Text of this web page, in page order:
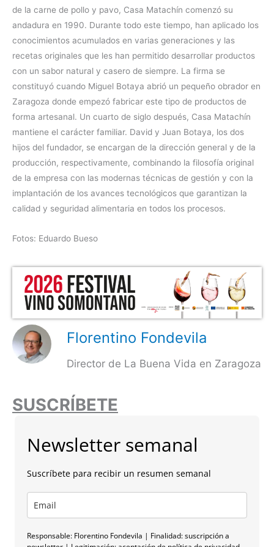
de la carne de pollo y pavo, Casa Matachín comenzó su
andadura en 1990. Durante todo este tiempo, han aplicado los
conocimientos acumulados en varias generaciones y las
recetas originales que les han permitido desarrollar productos
con un sabor natural y casero de siempre. La firma se
constituyó cuando Miguel Botaya abrió un pequeño obrador en
Zaragoza donde empezó fabricar este tipo de productos de
forma artesanal. Un cuarto de siglo después, Casa Matachín
mantiene el carácter familiar. David y Juan Botaya, los dos
hijos del fundador, se encargan de la dirección general y de la
producción, respectivamente, combinando la filosofía original
de la empresa con las modernas técnicas de gestión y con la
implantación de los avances tecnológicos que garantizan la
calidad y seguridad alimentaria en todos los procesos.
Fotos: Eduardo Bueso
Florentino Fondevila
Director de La Buena Vida en Zaragoza
SUSCRÍBETE
Newsletter semanal
Suscríbete para recibir un resumen semanal
Responsable: Florentino Fondevila | Finalidad: suscripción a